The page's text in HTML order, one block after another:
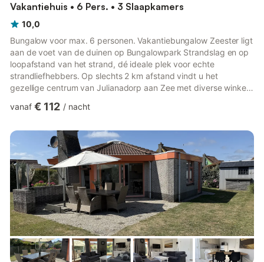
Vakantiehuis • 6 Pers. • 3 Slaapkamers
10,0
Bungalow voor max. 6 personen. Vakantiebungalow Zeester ligt
aan de voet van de duinen op Bungalowpark Strandslag en op
loopafstand van het strand, dé ideale plek voor echte
strandliefhebbers. Op slechts 2 km afstand vindt u het
gezellige centrum van Julianadorp aan Zee met diverse winkels
ruime, zonnige tuin rondom met terras, tuinmeubilair en een
is een gratis privéparkeerplaats aanwezig. Binnen vindt u een
lichte woonkamer met open keuken en een schuifpui naar de ...
vanaf € 112 / nacht